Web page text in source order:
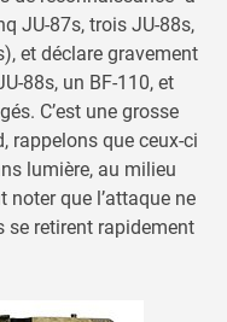
JU-87s, trois JU-88s,
et déclare gravement
88s, un BF-110, et
C’est une grosse
rappelons que ceux-ci
lumière, au milieu
que l’attaque ne
se retirent rapidement